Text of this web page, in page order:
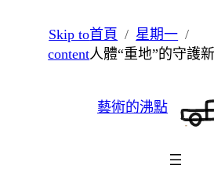
Skip to
content
首頁
星期一
人體“重地”的守護
藝術的沸點